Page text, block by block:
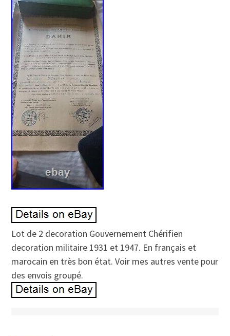
Lot de 2 decoration Gouvernement Chérifien
decoration militaire 1931 et 1947. En français et
marocain en très bon état. Voir mes autres vente pour
des envois groupé.